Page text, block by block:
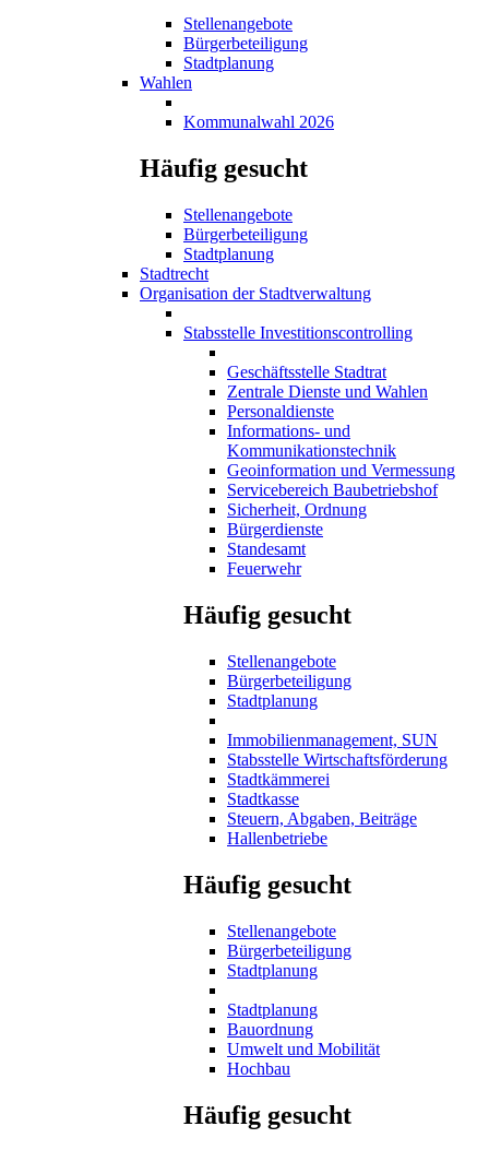
Stellenangebote
Bürgerbeteiligung
Stadtplanung
Wahlen
Kommunalwahl 2026
Häufig gesucht
Stellenangebote
Bürgerbeteiligung
Stadtplanung
Stadtrecht
Organisation der Stadtverwaltung
Stabsstelle Investitionscontrolling
Geschäftsstelle Stadtrat
Zentrale Dienste und Wahlen
Personaldienste
Informations- und
Kommunikationstechnik
Geoinformation und Vermessung
Servicebereich Baubetriebshof
Sicherheit, Ordnung
Bürgerdienste
Standesamt
Feuerwehr
Häufig gesucht
Stellenangebote
Bürgerbeteiligung
Stadtplanung
Immobilienmanagement, SUN
Stabsstelle Wirtschaftsförderung
Stadtkämmerei
Stadtkasse
Steuern, Abgaben, Beiträge
Hallenbetriebe
Häufig gesucht
Stellenangebote
Bürgerbeteiligung
Stadtplanung
Stadtplanung
Bauordnung
Umwelt und Mobilität
Hochbau
Häufig gesucht